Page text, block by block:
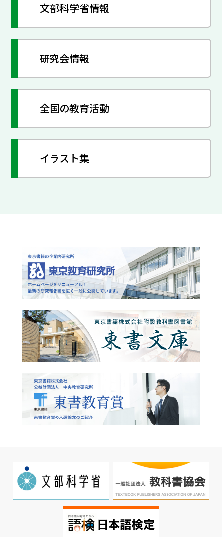
文部科学省情報
研究会情報
全国の教育活動
イラスト集